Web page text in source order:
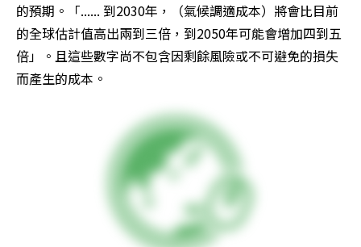
的預期。「...... 到2030年，（氣候調適成本）將會比目前
的全球估計值高出兩到三倍，到2050年可能會增加四到五
倍」。且這些數字尚不包含因剩餘風險或不可避免的損失
而產生的成本。